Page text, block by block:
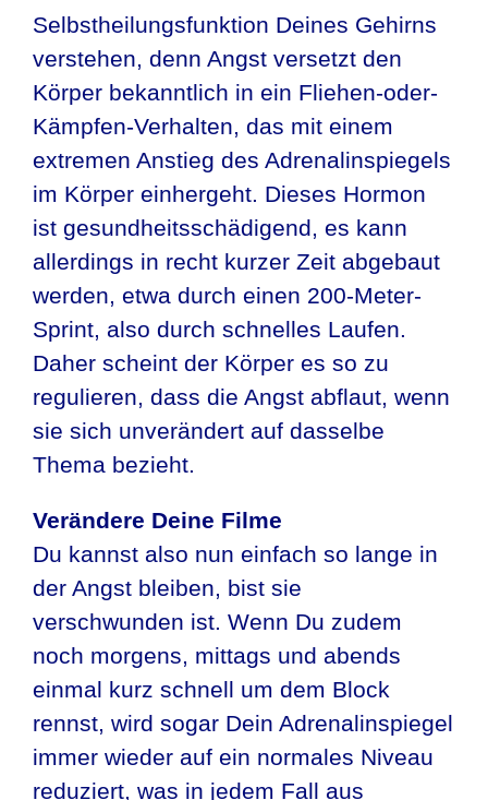
Selbstheilungsfunktion Deines Gehirns
verstehen, denn Angst versetzt den
Körper bekanntlich in ein Fliehen-oder-
Kämpfen-Verhalten, das mit einem
extremen Anstieg des Adrenalinspiegels
im Körper einhergeht. Dieses Hormon
ist gesundheitsschädigend, es kann
allerdings in recht kurzer Zeit abgebaut
werden, etwa durch einen 200-Meter-
Sprint, also durch schnelles Laufen.
Daher scheint der Körper es so zu
regulieren, dass die Angst abflaut, wenn
sie sich unverändert auf dasselbe
Thema bezieht.
Verändere Deine Filme
Du kannst also nun einfach so lange in
der Angst bleiben, bist sie
verschwunden ist. Wenn Du zudem
noch morgens, mittags und abends
einmal kurz schnell um dem Block
rennst, wird sogar Dein Adrenalinspiegel
immer wieder auf ein normales Niveau
reduziert, was in jedem Fall aus